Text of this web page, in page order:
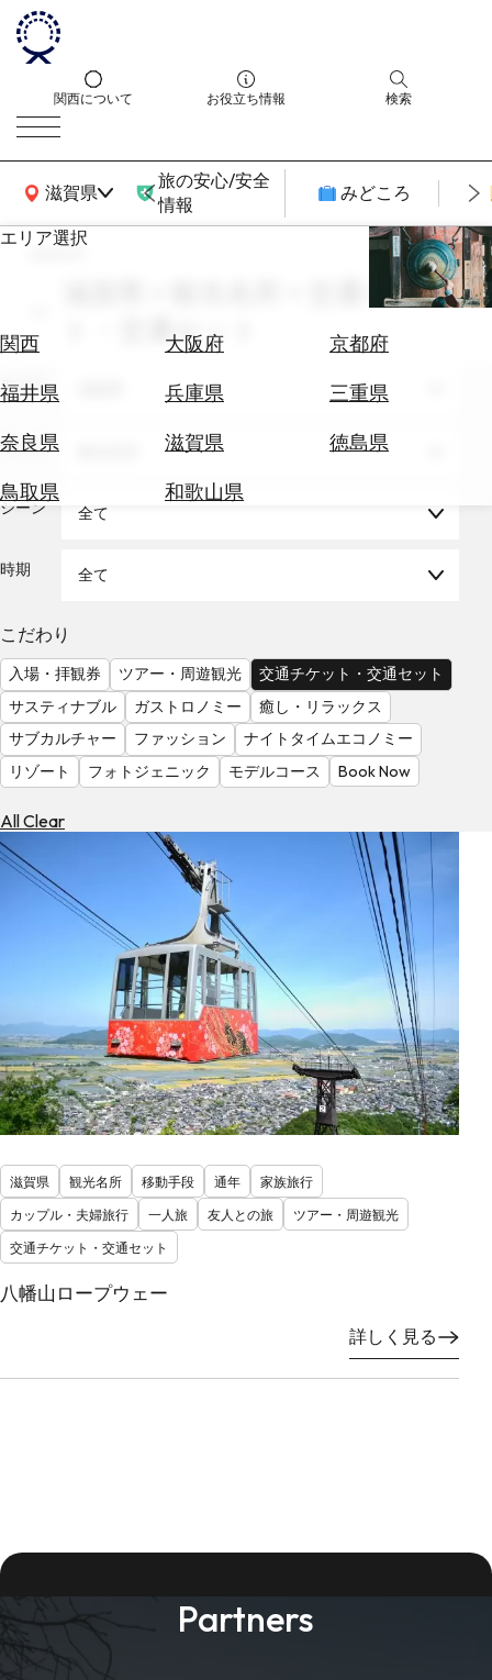
関西について お役立ち情報 検索
滋賀県
関西広域MAP
旅の安心/安全
情報
みどころ
エリア選択
関西 大阪府
京都府
福井県
兵庫県
三重県
奈良県
滋賀県
徳島県
鳥取県
和歌山県
エ
券
テ
を
る
気
を
見
る
search
滋賀県 × 観光名所 × 交通チケッ
ト・交通セット
エリア
テーマ
シーン 全て
時期 全て
こだわり
入場・拝観券 ツアー・周遊観光
交通チケット・交通セット
サスティナブル
ガストロノミー
癒し・リラックス
サブカルチャー
ファッション
ナイトタイムエコノミー
リゾート
フォトジェニック モデルコース Book Now
All Clear
滋賀県 観光名所 移動手段 通年
家族旅行
カップル・夫婦旅行
一人旅 友人との旅
ツアー・周遊観光
交通チケット・交通セット
八幡山ロープウェー
詳しく見る
Partners